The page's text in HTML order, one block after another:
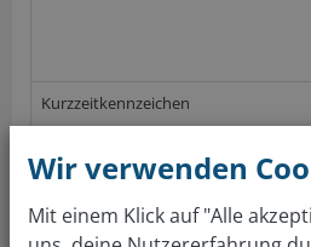
Kurzzeitkennzeichen
Richtigkeit der Preise im örtlichen
Wir verwenden
Mit einem Klick auf "Alle